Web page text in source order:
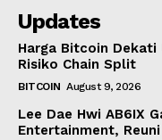
Updates
Harga Bitcoin Dekati
Risiko Chain Split
BITCOIN August 9, 2026
Lee Dae Hwi AB6IX
Entertainment,